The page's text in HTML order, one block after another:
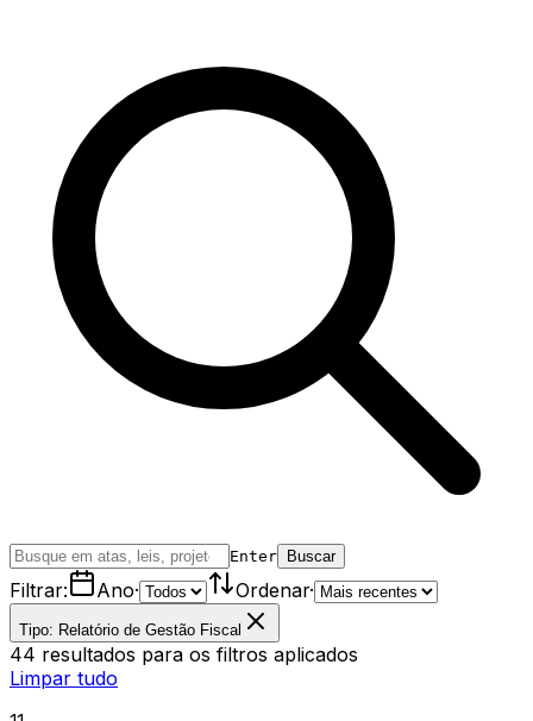
Enter Buscar
Filtrar: Ano· Ordenar·
Tipo: Relatório de Gestão Fiscal
44 resultados para os filtros aplicados
Limpar tudo